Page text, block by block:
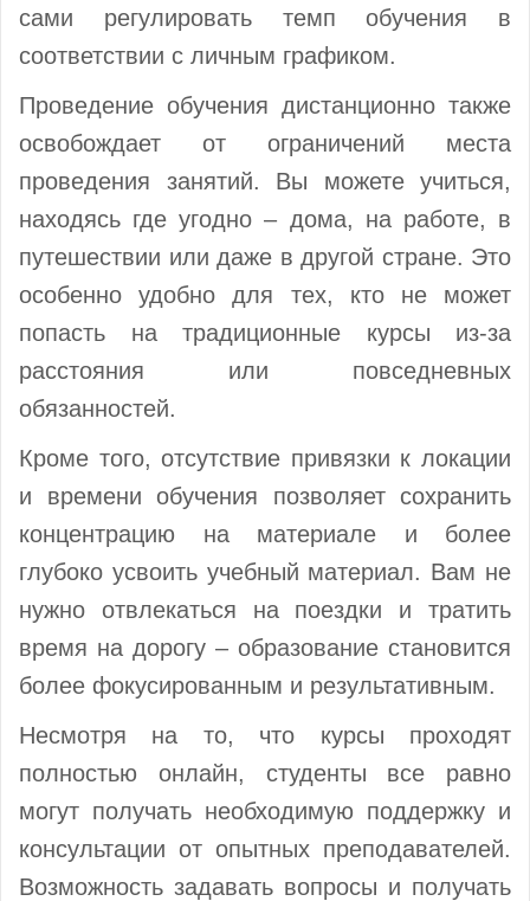
сами регулировать темп обучения в
соответствии с личным графиком.
Проведение обучения дистанционно также
освобождает от ограничений места
проведения занятий. Вы можете учиться,
находясь где угодно – дома, на работе, в
путешествии или даже в другой стране. Это
особенно удобно для тех, кто не может
попасть на традиционные курсы из-за
расстояния или повседневных
обязанностей.
Кроме того, отсутствие привязки к локации
и времени обучения позволяет сохранить
концентрацию на материале и более
глубоко усвоить учебный материал. Вам не
нужно отвлекаться на поездки и тратить
время на дорогу – образование становится
более фокусированным и результативным.
Несмотря на то, что курсы проходят
полностью онлайн, студенты все равно
могут получать необходимую поддержку и
консультации от опытных преподавателей.
Возможность задавать вопросы и получать